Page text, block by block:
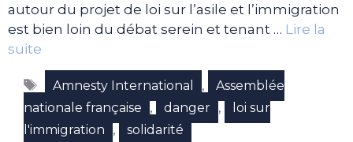
autour du projet de loi sur l’asile et l’immigration
est bien loin du débat serein et tenant … Lire la
suite
Étiquettes
Amnesty International ,
Assemblée
nationale française
, danger ,
loi sur
l'immigration
, solidarité